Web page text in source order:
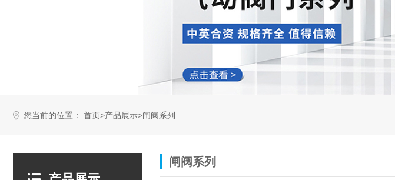
您当前的位置： 首页 >产品展示>闸阀系列
闸阀系列